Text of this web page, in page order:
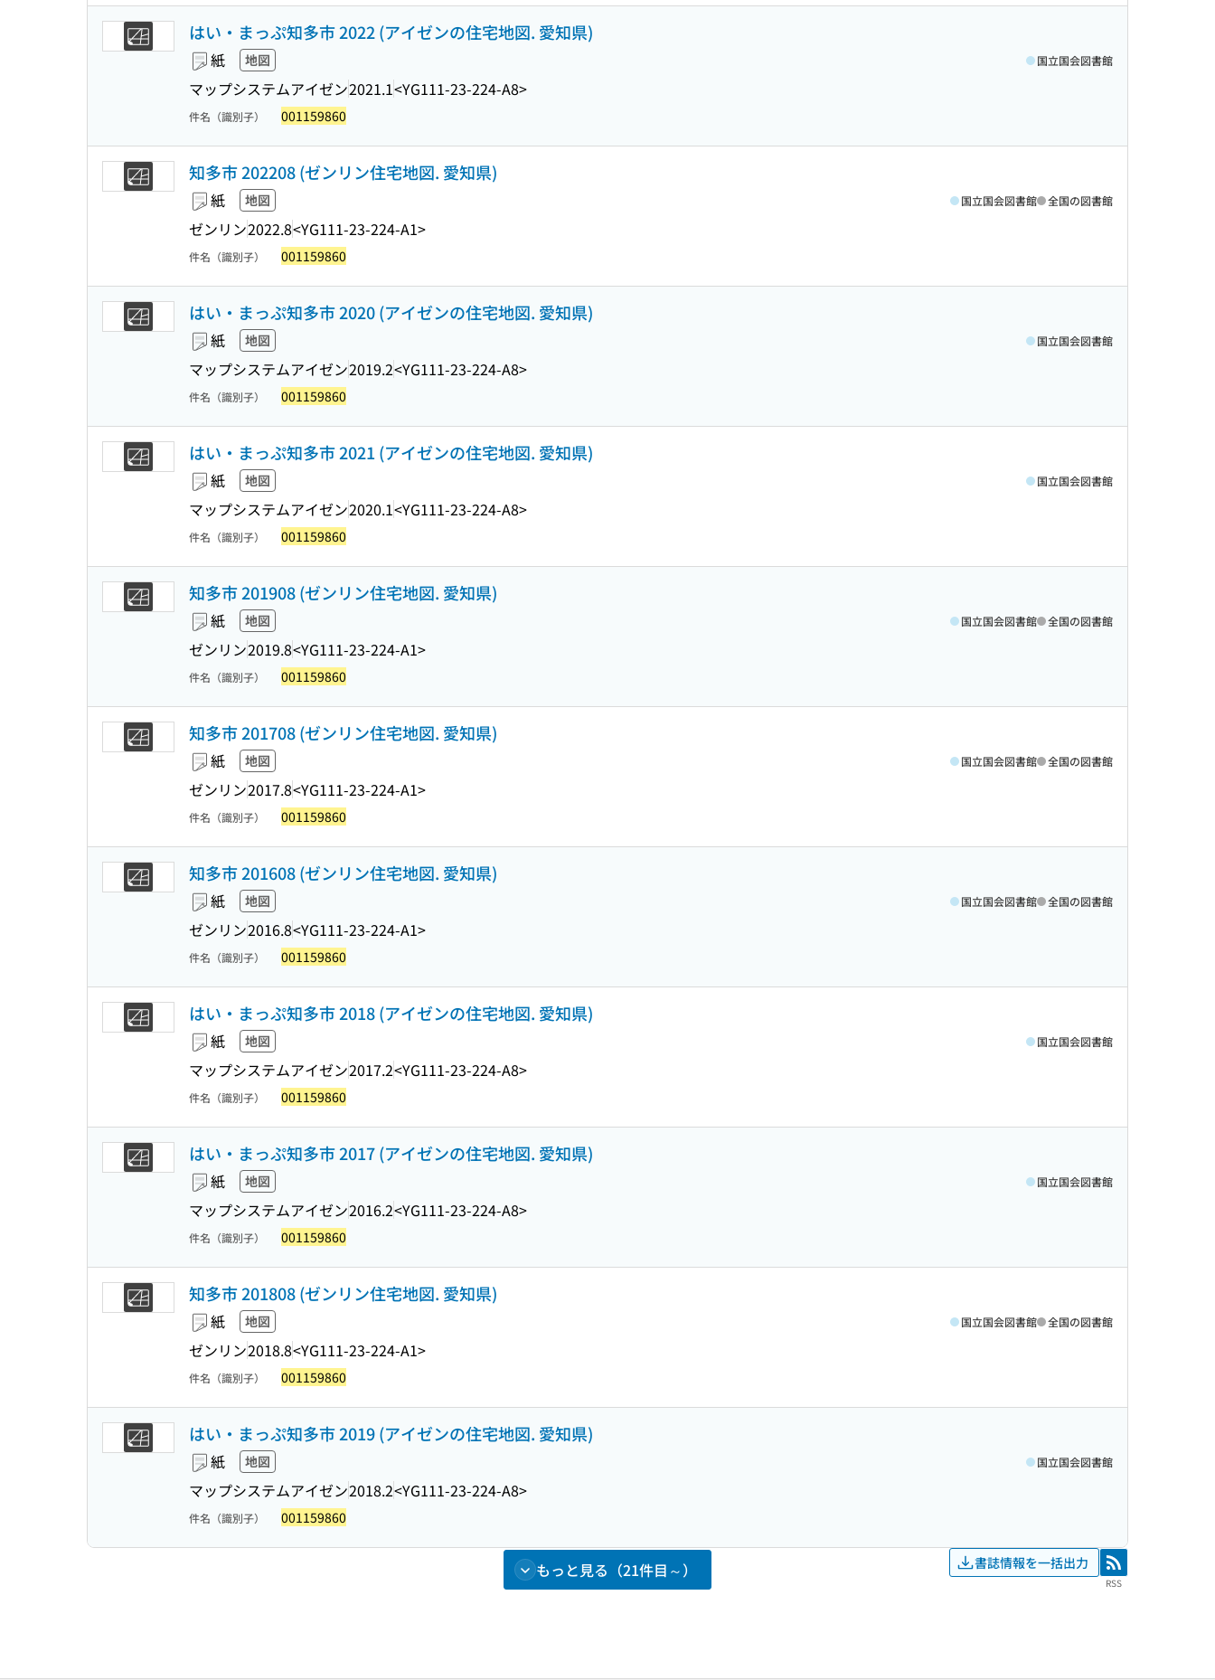
はい・まっぷ知多市 2022 (アイゼンの住宅地図. 愛知県)
紙 地図
マップシステムアイゼン2021.1<YG111-23-224-A8>
国立国会図書館
件名（識別子） 001159860
知多市 202208 (ゼンリン住宅地図. 愛知県)
紙 地図
ゼンリン2022.8<YG111-23-224-A1>
国立国会図書館 全国の図書館
件名（識別子） 001159860
はい・まっぷ知多市 2020 (アイゼンの住宅地図. 愛知県)
紙 地図
マップシステムアイゼン2019.2<YG111-23-224-A8>
国立国会図書館
件名（識別子） 001159860
はい・まっぷ知多市 2021 (アイゼンの住宅地図. 愛知県)
紙 地図
マップシステムアイゼン2020.1<YG111-23-224-A8>
国立国会図書館
件名（識別子） 001159860
知多市 201908 (ゼンリン住宅地図. 愛知県)
紙 地図
ゼンリン2019.8<YG111-23-224-A1>
国立国会図書館 全国の図書館
件名（識別子） 001159860
知多市 201708 (ゼンリン住宅地図. 愛知県)
紙 地図
ゼンリン2017.8<YG111-23-224-A1>
国立国会図書館 全国の図書館
件名（識別子） 001159860
知多市 201608 (ゼンリン住宅地図. 愛知県)
紙 地図
ゼンリン2016.8<YG111-23-224-A1>
国立国会図書館 全国の図書館
件名（識別子） 001159860
はい・まっぷ知多市 2018 (アイゼンの住宅地図. 愛知県)
紙 地図
マップシステムアイゼン2017.2<YG111-23-224-A8>
国立国会図書館
件名（識別子） 001159860
はい・まっぷ知多市 2017 (アイゼンの住宅地図. 愛知県)
紙 地図
マップシステムアイゼン2016.2<YG111-23-224-A8>
国立国会図書館
件名（識別子） 001159860
知多市 201808 (ゼンリン住宅地図. 愛知県)
紙 地図
ゼンリン2018.8<YG111-23-224-A1>
国立国会図書館 全国の図書館
件名（識別子） 001159860
はい・まっぷ知多市 2019 (アイゼンの住宅地図. 愛知県)
紙 地図
マップシステムアイゼン2018.2<YG111-23-224-A8>
国立国会図書館
件名（識別子） 001159860
もっと見る（21件目～） 書誌情報を一括出力 RSS
RSS